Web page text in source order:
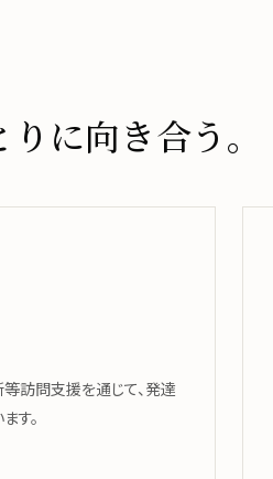
に向き合う。
訪問支援を通じて、発達
す。